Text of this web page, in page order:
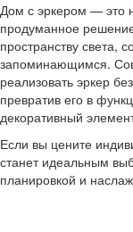
Дом с эркером — это
продуманное
пространству света,
запоминающимся.
реализовать эркер
превратив его в
декоративный
Если вы цените
станет идеальным
планировкой и